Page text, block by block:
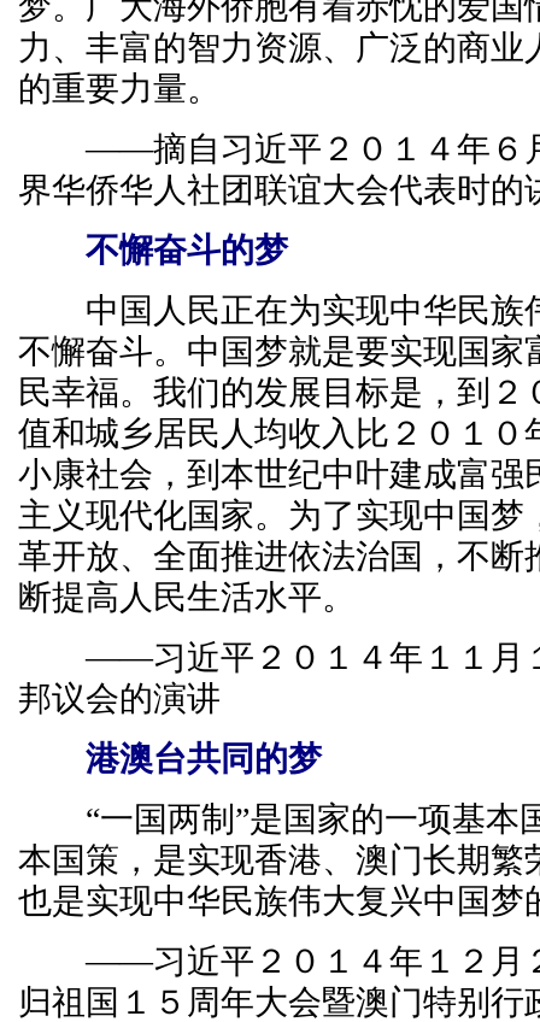
力、丰富的智力资源、广泛的商业
的重要力量。
——摘自习近平２０１４年６
界华侨华人社团联谊大会代表时的
不懈奋斗的梦
中国人民正在为实现中华民族
不懈奋斗。中国梦就是要实现国家
民幸福。我们的发展目标是，到２
值和城乡居民人均收入比２０１０
小康社会，到本世纪中叶建成富强
主义现代化国家。为了实现中国梦
革开放、全面推进依法治国，不断
断提高人民生活水平。
——习近平２０１４年１１月
邦议会的演讲
港澳台共同的梦
“一国两制”是国家的一项基本
本国策，是实现香港、澳门长期繁
也是实现中华民族伟大复兴中国梦
——习近平２０１４年１２月
归祖国１５周年大会暨澳门特别行